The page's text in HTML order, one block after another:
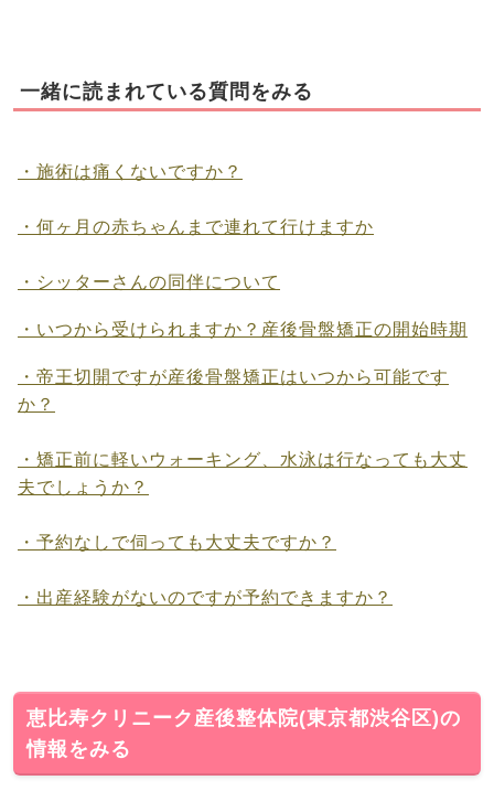
一緒に読まれている質問をみる
・施術は痛くないですか？
・何ヶ月の赤ちゃんまで連れて行けますか
・シッターさんの同伴について
・いつから受けられますか？産後骨盤矯正の開始時期
・帝王切開ですが産後骨盤矯正はいつから可能です
か？
・矯正前に軽いウォーキング、水泳は行なっても大丈
夫でしょうか？
・予約なしで伺っても大丈夫ですか？
・出産経験がないのですが予約できますか？
恵比寿クリニーク産後整体院(東京都渋谷区)の
情報をみる